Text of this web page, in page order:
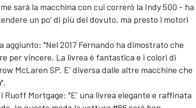
sarà la macchina con cui correrò la Indy 500 - ha
un po' di più del dovuto, ma presto i motori
"Nel 2017 Fernando ha dimostrato che
per vincere. La livrea è fantastica e i colori di
McLaren SP. E' diversa dalle altre macchine che
Ruoff Mortgage: "E' una livrea elegante e raffinata